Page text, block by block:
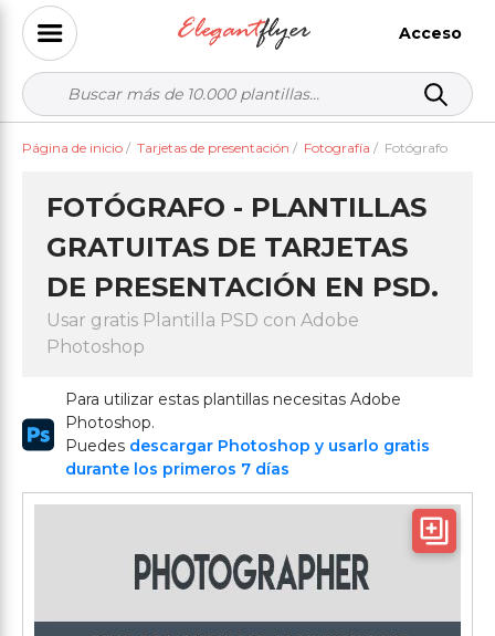
Acceso
Página de inicio / Tarjetas de presentación / Fotografía / Fotógrafo
FOTÓGRAFO - PLANTILLAS
GRATUITAS DE TARJETAS
DE PRESENTACIÓN EN PSD.
Usar gratis Plantilla PSD con Adobe
Photoshop
Para utilizar estas plantillas necesitas Adobe
Photoshop.
Puedes descargar Photoshop y usarlo gratis
durante los primeros 7 días